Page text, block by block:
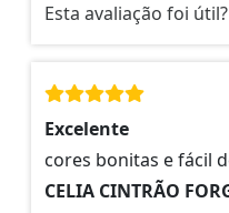
Esta avaliação foi útil?
Excelente
cores bonitas e fácil
CELIA CINTRÃO